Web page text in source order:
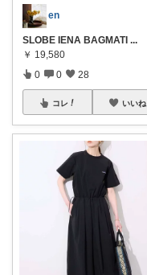
en
SLOBE IENA BAGMATI ...
￥ 19,580
0 0 28
コレ いいね